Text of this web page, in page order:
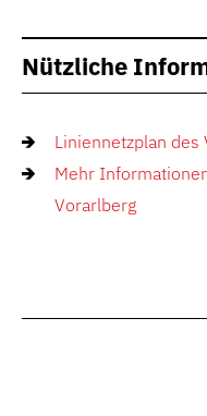
Nützliche
Liniennetzplan
Mehr
Vorarlberg